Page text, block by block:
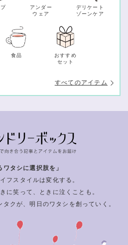
アンダー
ウェア
デリケート
ゾーンケア
食品
おすすめ
セット
すべてのアイテム
ワタシに選択肢を」
フスタイルは変化する。
に笑って、ときに泣くことも。
クが、明日のワタシを創っていく。